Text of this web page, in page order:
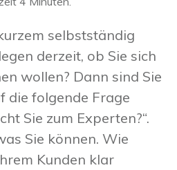
selbstständig
derzeit, ob Sie sich
wollen? Dann sind Sie
die folgende Frage
Sie zum Experten?“.
Sie können. Wie
Kunden klar